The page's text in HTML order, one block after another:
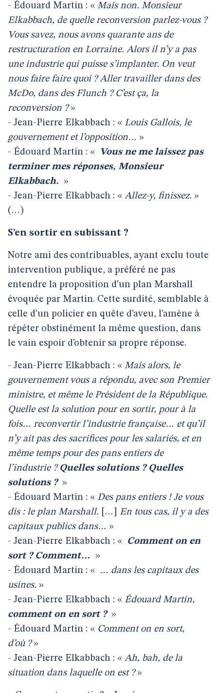
- Édouard Martin : « Mais non. Monsieur
Elkabbach, de quelle reconversion parlez-vous ?
Vous savez, nous avons quarante ans de
restructuration en Lorraine. Alors il n’y a pas
une industrie qui puisse s’implanter. On veut
nous faire faire quoi ? Aller travailler dans des
McDo, dans des Flunch ? C’est ça, la
reconversion ?»
- Jean-Pierre Elkabbach : « Louis Gallois, le
gouvernement et l’opposition… »
- Édouard Martin : «
Vous ne me laissez pas
terminer mes réponses, Monsieur
Elkabbach. »
- Jean-Pierre Elkabbach : « Allez-y, finissez. »
(…)
S’en sortir en subissant ?
Notre ami des contribuables, ayant exclu toute
intervention publique, a préféré ne pas
entendre la proposition d’un plan Marshall
évoquée par Martin. Cette surdité, semblable à
celle d’un policier en quête d’aveu, l’amène à
répéter obstinément la même question, dans
le vain espoir d’obtenir sa propre réponse.
- Jean-Pierre Elkabbach : « Mais alors, le
gouvernement vous a répondu, avec son Premier
ministre, et même le Président de la République.
Quelle est la solution pour en sortir, pour à la
fois… reconvertir l’industrie française… et qu’il
n’y ait pas des sacrifices pour les salariés, et en
même temps pour des pans entiers de
l’industrie ? Quelles solutions ? Quelles
solutions ? »
- Édouard Martin : « Des pans entiers ! Je vous
dis : le plan Marshall. […]
En tous cas, il y a des
capitaux publics dans… »
- Jean-Pierre Elkabbach : « Comment on en
sort ? Comment… »
- Édouard Martin : « … dans les capitaux des
usines. »
- Jean-Pierre Elkabbach : « Édouard Martin,
comment on en sort ? »
- Édouard Martin : « Comment on en sort,
d’où ?»
- Jean-Pierre Elkabbach : « Ah, bah, de la
situation dans laquelle on est ?»